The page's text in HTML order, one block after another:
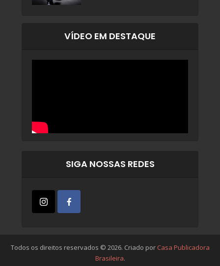
VÍDEO EM DESTAQUE
SIGA NOSSAS REDES
Todos os direitos reservados © 2026. Criado por Casa Publicadora
Brasileira.